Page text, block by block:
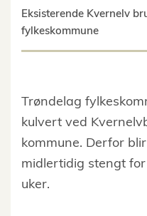
Eksisterende Kvernelv
fylkeskommune
Trøndelag
kulvert ved
kommune. Derfor
midlertidig stengt
uker.